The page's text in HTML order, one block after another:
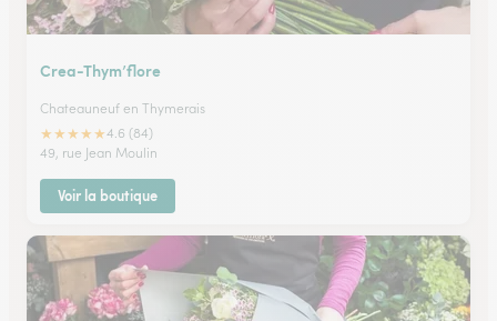
Crea-Thym’flore
Chateauneuf en Thymerais
★★★★★4.6 (84)
49, rue Jean Moulin
Voir la boutique